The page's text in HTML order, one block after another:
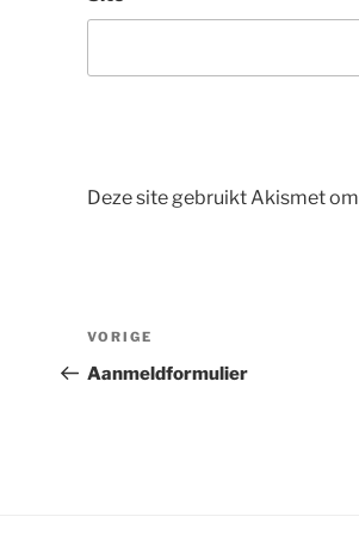
Deze site gebruikt Akismet
Bericht
navigatie
Vorig
bericht
VORIGE
Aanmeldformulier